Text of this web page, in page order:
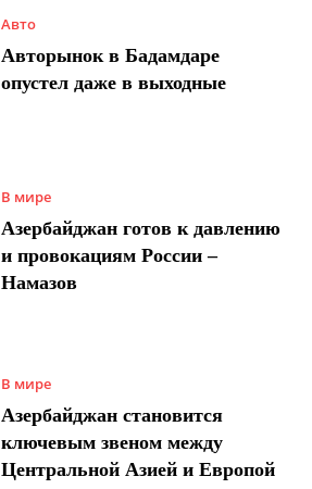
Авто
Авторынок в Бадамдаре
опустел даже в выходные
В мире
Азербайджан готов к давлению
и провокациям России –
Намазов
В мире
Азербайджан становится
ключевым звеном между
Центральной Азией и Европой